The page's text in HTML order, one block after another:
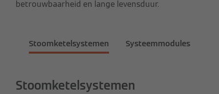
betrouwbaarheid en lange levensduur.
Stoomketelsystemen Systeemmodules
Stoomketelsystemen